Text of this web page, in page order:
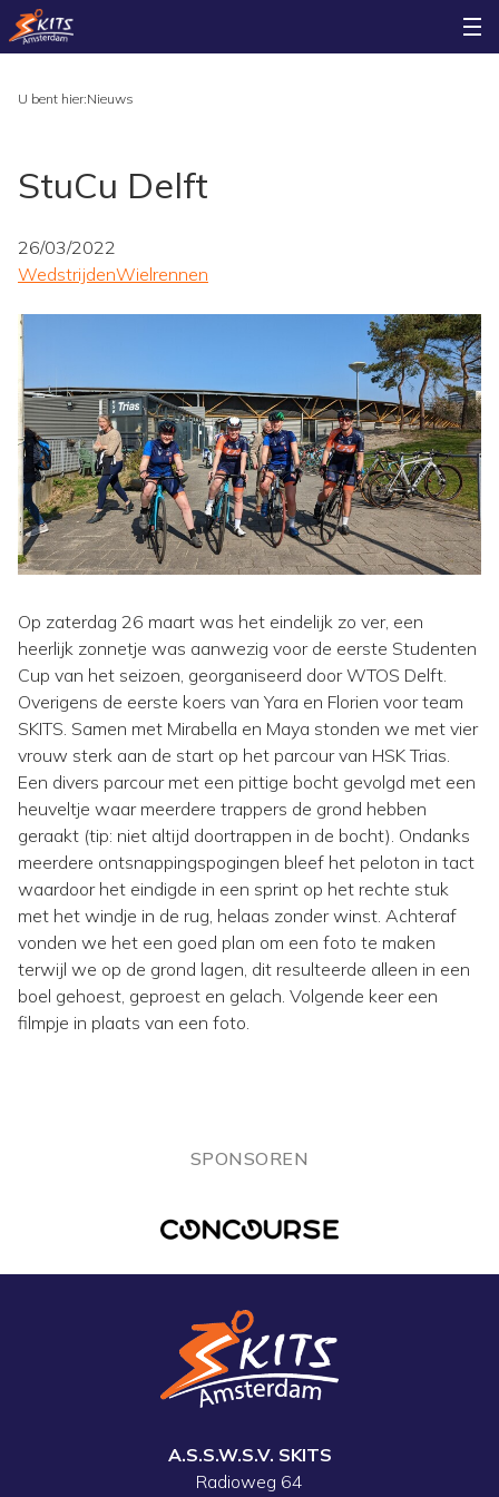
U bent hier:Nieuws
StuCu Delft
26/03/2022
WedstrijdenWielrennen
Op zaterdag 26 maart was het eindelijk zo ver, een
heerlijk zonnetje was aanwezig voor de eerste Studenten
Cup van het seizoen, georganiseerd door WTOS Delft.
Overigens de eerste koers van Yara en Florien voor team
SKITS. Samen met Mirabella en Maya stonden we met vier
vrouw sterk aan de start op het parcour van HSK Trias.
Een divers parcour met een pittige bocht gevolgd met een
heuveltje waar meerdere trappers de grond hebben
geraakt (tip: niet altijd doortrappen in de bocht). Ondanks
meerdere ontsnappingspogingen bleef het peloton in tact
waardoor het eindigde in een sprint op het rechte stuk
met het windje in de rug, helaas zonder winst. Achteraf
vonden we het een goed plan om een foto te maken
terwijl we op de grond lagen, dit resulteerde alleen in een
boel gehoest, geproest en gelach. Volgende keer een
filmpje in plaats van een foto.
SPONSOREN
A.S.S.W.S.V. SKITS
Radioweg 64